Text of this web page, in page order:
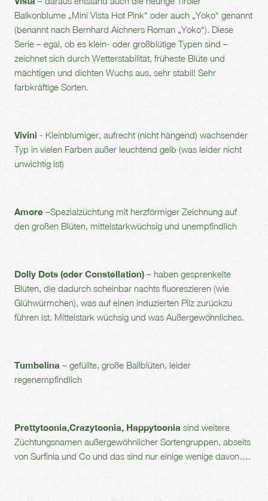
Balkonblume „Mini Vista Hot Pink“ oder auch „Yoko“ genannt
(benannt nach Bernhard Aichners Roman „Yoko“). Diese
Serie – egal, ob es klein- oder großblütige Typen sind –
zeichnet sich durch Wetterstabilität, früheste Blüte und
mächtigen und dichten Wuchs aus, sehr stabil! Sehr
farbkräftige Sorten.
Vivini - Kleinblumiger, aufrecht (nicht hängend) wachsender
Typ in vielen Farben außer leuchtend gelb (was leider nicht
unwichtig ist)
Amore –Spezialzüchtung mit herzförmiger Zeichnung auf
den großen Blüten, mittelstarkwüchsig und unempfindlich
Dolly Dots (oder Constellation) – haben gesprenkelte
Blüten, die dadurch scheinbar nachts fluoreszieren (wie
Glühwürmchen), was auf einen induzierten Pilz zurückzu
führen ist. Mittelstark wüchsig und was Außergewöhnliches.
Tumbelina – gefüllte, große Ballblüten, leider
regenempfindlich
Prettytoonia,Crazytoonia, Happytoonia sind weitere
Züchtungsnamen außergewöhnlicher Sortengruppen, abseits
von Surfinia und Co und das sind nur einige wenige davon….